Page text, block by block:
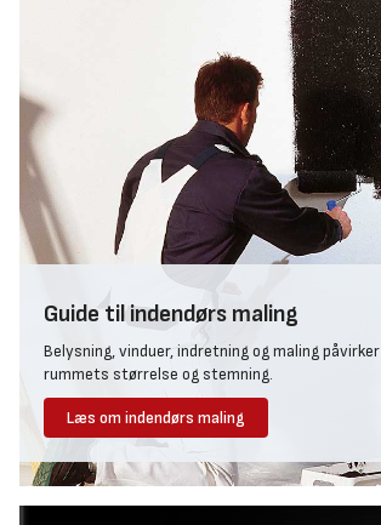
Guide til indendørs maling
Belysning, vinduer, indretning og maling påvirker
rummets størrelse og stemning.
Læs om indendørs maling